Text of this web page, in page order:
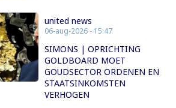
united news
06-aug-2026 - 15:47
SIMONS | OPRICHTING
GOLDBOARD MOET
GOUDSECTOR ORDENEN EN
STAATSINKOMSTEN
VERHOGEN